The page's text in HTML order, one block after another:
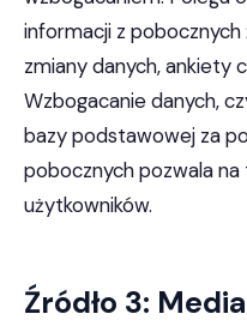
informacji z pobocznych
zmiany danych, ankiety
Wzbogacanie danych,
bazy podstawowej za
pobocznych pozwala
użytkowników.
Źródło 3: